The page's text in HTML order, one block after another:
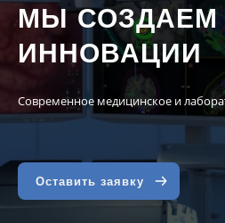
МЫ СОЗДАЕМ
ИННОВАЦИИ
Современное медицинское и
Оставить заявку